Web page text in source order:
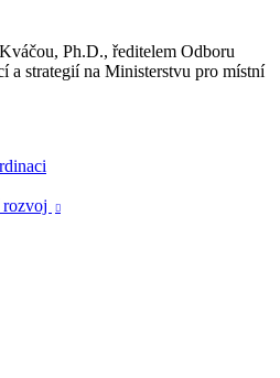
Ph.D., ředitelem Odboru
a strategií na Ministerstvu pro místní
